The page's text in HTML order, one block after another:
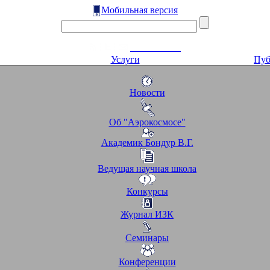
Мобильная версия
Услуги
Новости
Об "Аэрокосмосе"
Академик Бондур В.Г.
Ведущая научная школа
Конкурсы
Журнал ИЗК
Семинары
Конференции